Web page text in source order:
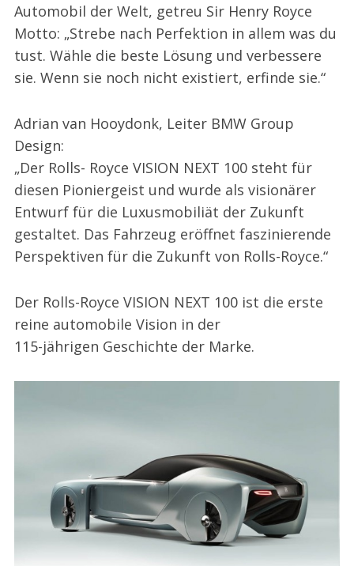
Automobil der Welt, getreu Sir Henry Royce
Motto: „Strebe nach Perfektion in allem was du
tust. Wähle die beste Lösung und verbessere
sie. Wenn sie noch nicht existiert, erfinde sie.“
Adrian van Hooydonk, Leiter BMW Group
Design:
„Der Rolls- Royce VISION NEXT 100 steht für
diesen Pioniergeist und wurde als visionärer
Entwurf für die Luxusmobiliät der Zukunft
gestaltet. Das Fahrzeug eröffnet faszinierende
Perspektiven für die Zukunft von Rolls-Royce.“
Der Rolls-Royce VISION NEXT 100 ist die erste
reine automobile Vision in der
115-jährigen Geschichte der Marke.